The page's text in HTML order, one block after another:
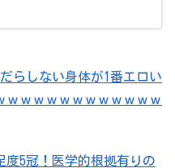
らしない身体が1番エロい
ｗｗｗｗｗｗｗｗｗｗｗｗ
度5冠！医学的根拠有りの